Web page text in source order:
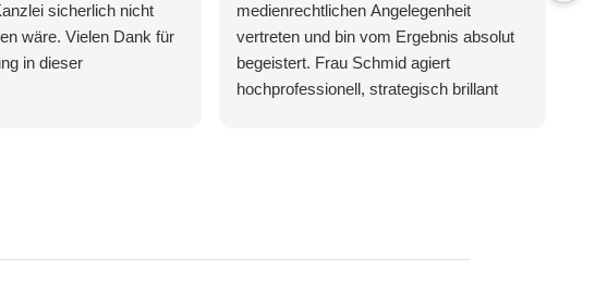
sicherlich nicht
wäre. Vielen Dank für
in dieser
medienrechtlichen Angelegenheit
vertreten und bin vom Ergebnis absolut
begeistert. Frau Schmid agiert
hochprofessionell, strategisch brillant